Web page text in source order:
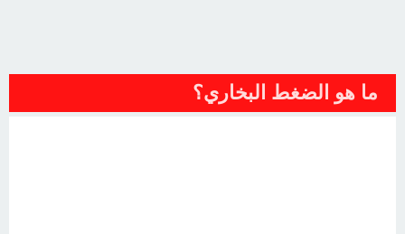
ما هو الضغط البخاري؟